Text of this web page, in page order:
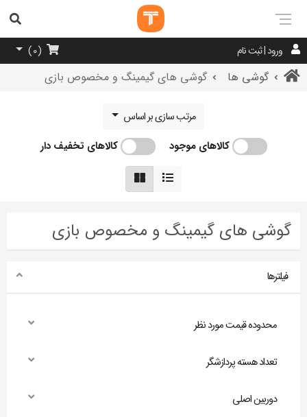
ورود | ثبت نام (
0
)
گوشی ها گوشی های گیمینگ و مخصوص بازی
مرتب سازی بر اساس
کالاهای موجود
کالاهای تخفیف دار
گوشی های گیمینگ و مخصوص بازی
فیلترها
محدوده قیمت مورد نظر
تعداد هسته پردازشگر
دوربین اصلی